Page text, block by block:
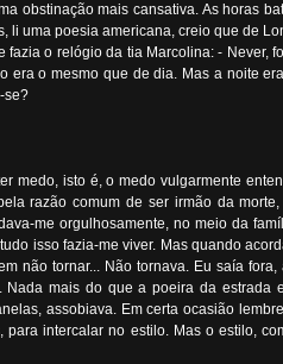
obstinação mais cansativa. As horas
uma poesia americana, creio que de
o relógio da tia Marcolina: - Never,
o mesmo que de dia. Mas a noite
se?
isto é, o medo vulgarmente
razão comum de ser irmão da
me orgulhosamente, no meio da
isso fazia-me viver. Mas quando
não tornar... Não tornava. Eu saía
mais do que a poeira da estrada
assobiava. Em certa ocasião
intercalar no estilo. Mas o estilo,